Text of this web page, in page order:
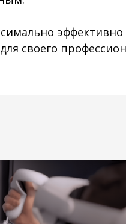
эффективно
своего